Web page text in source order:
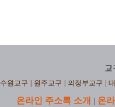
교
수원교구 원주교구 의정부교구
온라인 주소록 소개 | 온